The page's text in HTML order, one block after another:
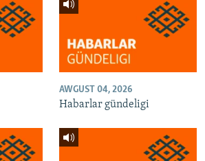
AWGUST 04, 2026
Habarlar gündeligi